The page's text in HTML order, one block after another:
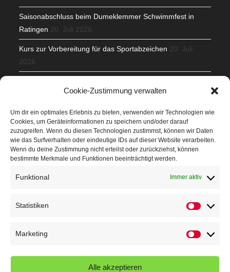
Cookie-Zustimmung verwalten
Um dir ein optimales Erlebnis zu bieten, verwenden wir Technologien wie
Cookies, um Geräteinformationen zu speichern und/oder darauf
zuzugreifen. Wenn du diesen Technologien zustimmst, können wir Daten
wie das Surfverhalten oder eindeutige IDs auf dieser Website verarbeiten.
Wenn du deine Zustimmung nicht erteilst oder zurückziehst, können
bestimmte Merkmale und Funktionen beeinträchtigt werden.
Funktional Immer aktiv
Statistiken
Marketing
Alle akzeptieren
Saisonabschluss beim Dumeklemmer Schwimmfest in
Ratingen 20. Juli 2026
Kurs zur Vorbereitung für das Sportabzeichen 20. Juli
2026
Veranstaltungen
Höffner Run
Kindersportfest